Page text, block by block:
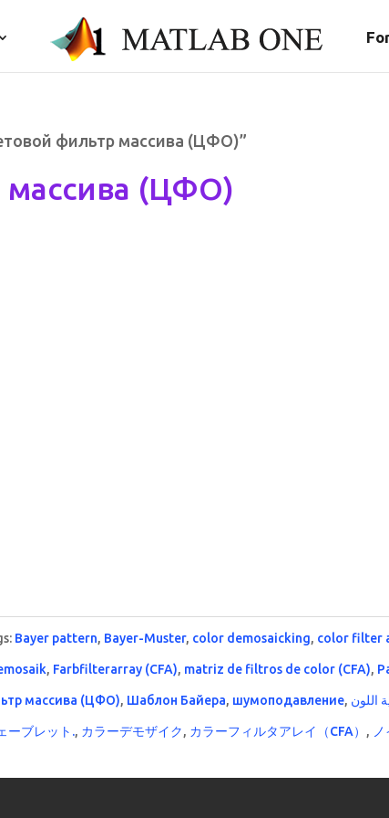
фильтр массива (ЦФО)”
массива (ЦФО)
Bayer pattern, Bayer-Muster, color demosaicking, color filter
, Farbfilterarray (CFA), matriz de filtros de color (CFA),
массива (ЦФО), Шаблон Байера, шумоподавление,
ーブレット., カラーデモザイク, カラーフィルタアレイ（CFA） ,